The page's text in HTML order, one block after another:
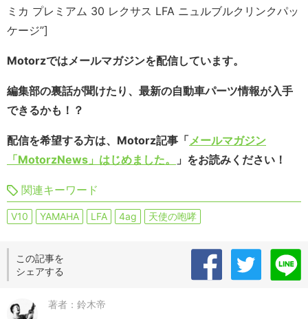
ミカ プレミアム 30 レクサス LFA ニュルブルクリンクパッ
ケージ”]
Motorzではメールマガジンを配信しています。
編集部の裏話が聞けたり、最新の自動車パーツ情報が入手
できるかも！？
配信を希望する方は、Motorz記事「メールマガジン
「MotorzNews」はじめました。
」をお読みください！
関連キーワード
V10 YAMAHA LFA 4ag 天使の咆哮
この記事を
シェアする
著者：鈴木帝